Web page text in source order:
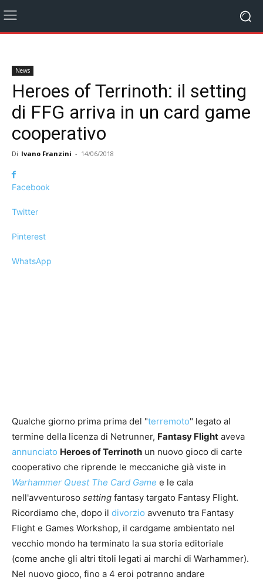
News
Heroes of Terrinoth: il setting
di FFG arriva in un card game
cooperativo
Di Ivano Franzini - 14/06/2018
Facebook
Twitter
Pinterest
WhatsApp
Qualche giorno prima prima del "terremoto" legato al
termine della licenza di Netrunner, Fantasy Flight aveva
annunciato Heroes of Terrinoth un nuovo gioco di carte
cooperativo che riprende le meccaniche già viste in
Warhammer Quest The Card Game e le cala
nell'avventuroso setting fantasy targato Fantasy Flight.
Ricordiamo che, dopo il divorzio avvenuto tra Fantasy
Flight e Games Workshop, il cardgame ambientato nel
vecchio mondo ha terminato la sua storia editoriale
(come anche gli altri titoli legati ai marchi di Warhammer).
Nel nuovo gioco, fino a 4 eroi potranno andare